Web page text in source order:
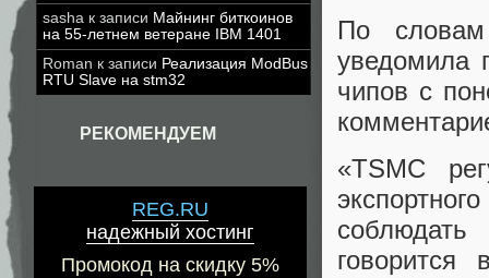
sasha к записи Майнинг биткоинов
на 55-летнем ветеране IBM 1401
Roman к записи Реализация ModBus
RTU Slave на stm32
РЕКОМЕНДУЕМ
REG.RU
надежный хостинг
Промокод на скидку 5%
По
уведомила
чипов с
«TSMC
говорится